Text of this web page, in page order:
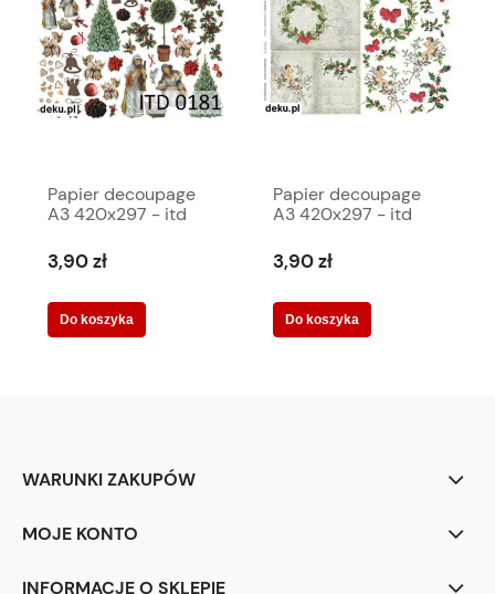
Papier decoupage
A3 420x297 - itd
3,90 zł
Do koszyka
Papier decoupage
A3 420x297 - itd
3,90 zł
Do koszyka
WARUNKI ZAKUPÓW
MOJE KONTO
INFORMACJE O SKLEPIE